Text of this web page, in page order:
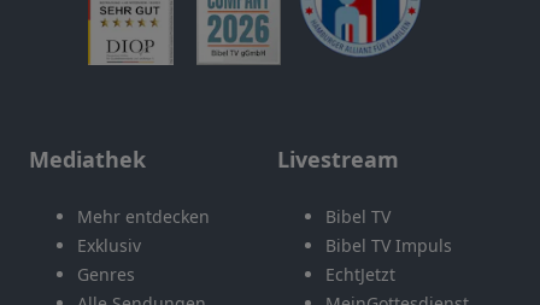
Mediathek
Mehr entdecken
Exklusiv
Genres
Livestream
Bibel TV
Bibel TV Impuls
EchtJetzt